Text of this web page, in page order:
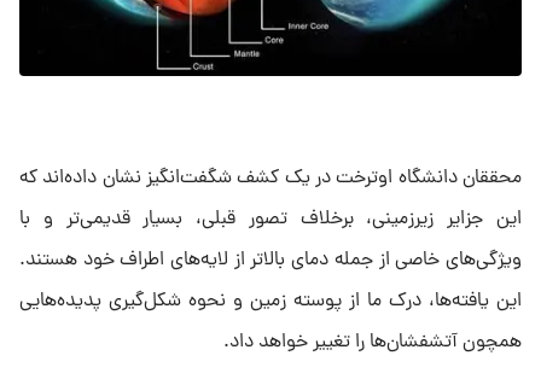
محققان دانشگاه اوترخت در یک کشف شگفت‌انگیز نشان داده‌اند که
این جزایر زیرزمینی، برخلاف تصور قبلی، بسیار قدیمی‌تر و با
ویژگی‌های خاصی از جمله دمای بالاتر از لایه‌های اطراف خود هستند.
این یافته‌ها، درک ما از پوسته زمین و نحوه شکل‌گیری پدیده‌هایی
همچون آتشفشان‌ها را تغییر خواهد داد.